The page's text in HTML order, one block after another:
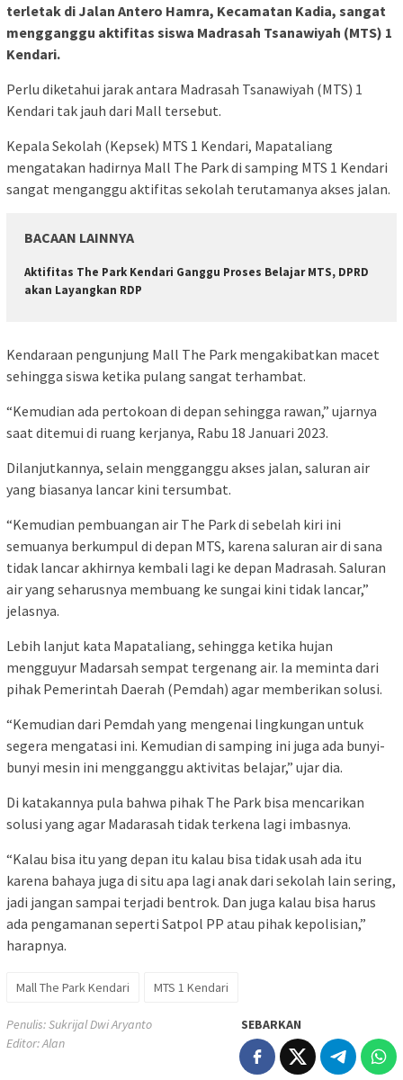
terletak di Jalan Antero Hamra, Kecamatan Kadia, sangat
mengganggu aktifitas siswa Madrasah Tsanawiyah (MTS) 1
Kendari.
Perlu diketahui jarak antara Madrasah Tsanawiyah (MTS) 1
Kendari tak jauh dari Mall tersebut.
Kepala Sekolah (Kepsek) MTS 1 Kendari, Mapataliang
mengatakan hadirnya Mall The Park di samping MTS 1 Kendari
sangat menganggu aktifitas sekolah terutamanya akses jalan.
BACAAN LAINNYA
Aktifitas The Park Kendari Ganggu Proses Belajar MTS, DPRD
akan Layangkan RDP
Kendaraan pengunjung Mall The Park mengakibatkan macet
sehingga siswa ketika pulang sangat terhambat.
“Kemudian ada pertokoan di depan sehingga rawan,” ujarnya
saat ditemui di ruang kerjanya, Rabu 18 Januari 2023.
Dilanjutkannya, selain mengganggu akses jalan, saluran air
yang biasanya lancar kini tersumbat.
“Kemudian pembuangan air The Park di sebelah kiri ini
semuanya berkumpul di depan MTS, karena saluran air di sana
tidak lancar akhirnya kembali lagi ke depan Madrasah. Saluran
air yang seharusnya membuang ke sungai kini tidak lancar,”
jelasnya.
Lebih lanjut kata Mapataliang, sehingga ketika hujan
mengguyur Madarsah sempat tergenang air. Ia meminta dari
pihak Pemerintah Daerah (Pemdah) agar memberikan solusi.
“Kemudian dari Pemdah yang mengenai lingkungan untuk
segera mengatasi ini. Kemudian di samping ini juga ada bunyi-
bunyi mesin ini mengganggu aktivitas belajar,” ujar dia.
Di katakannya pula bahwa pihak The Park bisa mencarikan
solusi yang agar Madarasah tidak terkena lagi imbasnya.
“Kalau bisa itu yang depan itu kalau bisa tidak usah ada itu
karena bahaya juga di situ apa lagi anak dari sekolah lain sering,
jadi jangan sampai terjadi bentrok. Dan juga kalau bisa harus
ada pengamanan seperti Satpol PP atau pihak kepolisian,”
harapnya.
Mall The Park Kendari MTS 1 Kendari
Penulis: Sukrijal Dwi Aryanto
Editor: Alan
SEBARKAN